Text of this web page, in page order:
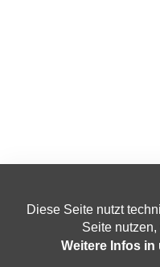
Diese Seite nutzt
Seite
Weitere Infos